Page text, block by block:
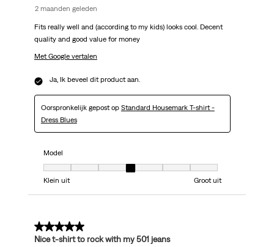
2 maanden geleden
Fits really well and (according to my kids) looks cool. Decent
quality and good value for money
Met Google vertalen
Ja, Ik beveel dit product aan.
Oorspronkelijk gepost op Standard Housemark T-shirt -
Dress Blues
Model
Model, 4 van 7, waarbij 1 gelijk is aan Klein uit en 7 gelijk is aan Groot uit
Klein uit
Groot uit
5 van 5 sterren.
Nice t-shirt to rock with my 501 jeans